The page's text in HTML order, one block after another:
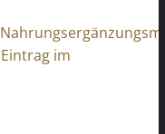
Eintrag im